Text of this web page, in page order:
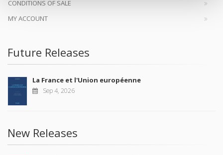
CONDITIONS OF SALE
MY ACCOUNT
Future Releases
La France et l'Union européenne
Sep 4, 2026
New Releases